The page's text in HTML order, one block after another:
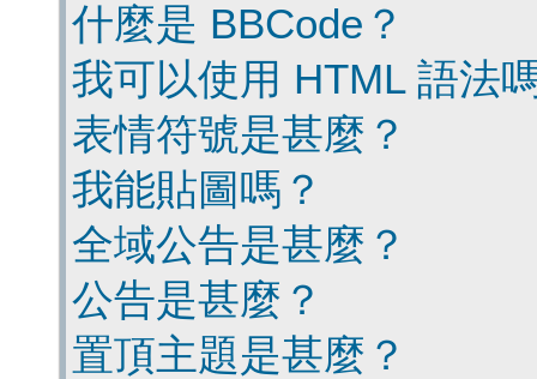
什麼是 BBCode？
我可以使用 HTML 語法
表情符號是甚麼？
我能貼圖嗎？
全域公告是甚麼？
公告是甚麼？
置頂主題是甚麼？